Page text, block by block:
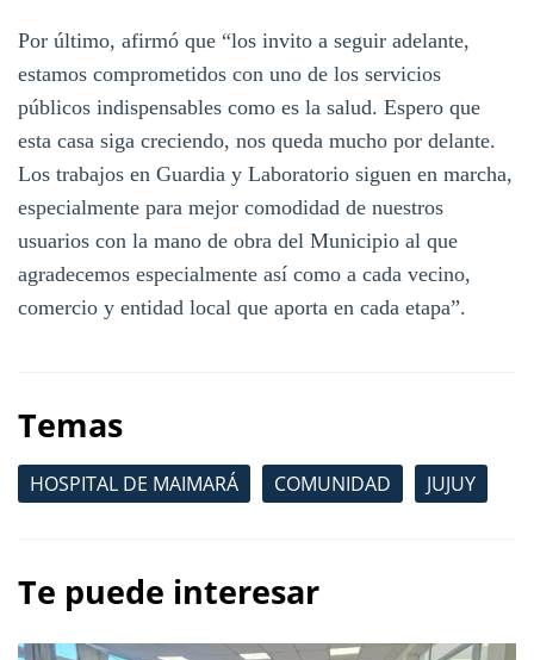
Por último, afirmó que “los invito a seguir adelante,
estamos comprometidos con uno de los servicios
públicos indispensables como es la salud. Espero que
esta casa siga creciendo, nos queda mucho por delante.
Los trabajos en Guardia y Laboratorio siguen en marcha,
especialmente para mejor comodidad de nuestros
usuarios con la mano de obra del Municipio al que
agradecemos especialmente así como a cada vecino,
comercio y entidad local que aporta en cada etapa”.
Temas
HOSPITAL DE MAIMARÁ COMUNIDAD JUJUY
Te puede interesar